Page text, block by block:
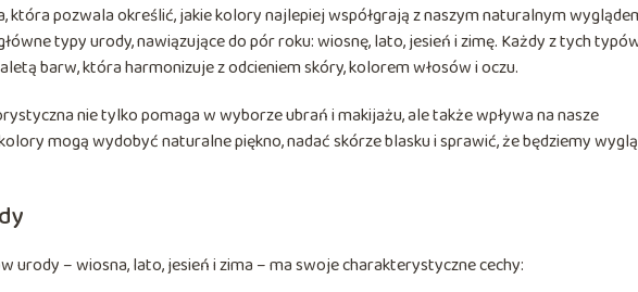
pozwala określić, jakie kolory najlepiej współgrają z naszym naturalnym
typy urody, nawiązujące do pór roku: wiosnę, lato, jesień i zimę. Każdy z tych
barw, która harmonizuje z odcieniem skóry, kolorem włosów i oczu.
nie tylko pomaga w wyborze ubrań i makijażu, ale także wpływa na nasze
mogą wydobyć naturalne piękno, nadać skórze blasku i sprawić, że będziemy
urody – wiosna, lato, jesień i zima – ma swoje charakterystyczne cechy: